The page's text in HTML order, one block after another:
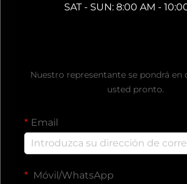
SAT - SUN: 8:00 AM -
Nuestro representante se pondrá en
usted pronto.
Email
Móvil/WhatsApp